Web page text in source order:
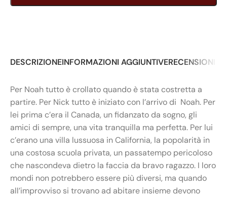
DESCRIZIONEINFORMAZIONI AGGIUNTIVERECENSIONI
Per Noah tutto è crollato quando è stata costretta a
partire. Per Nick tutto è iniziato con l’arrivo di Noah. Per
lei prima c’era il Canada, un fidanzato da sogno, gli
amici di sempre, una vita tranquilla ma perfetta. Per lui
c’erano una villa lussuosa in California, la popolarità in
una costosa scuola privata, un passatempo pericoloso
che nascondeva dietro la faccia da bravo ragazzo. I loro
mondi non potrebbero essere più diversi, ma quando
all’improvviso si trovano ad abitare insieme devono